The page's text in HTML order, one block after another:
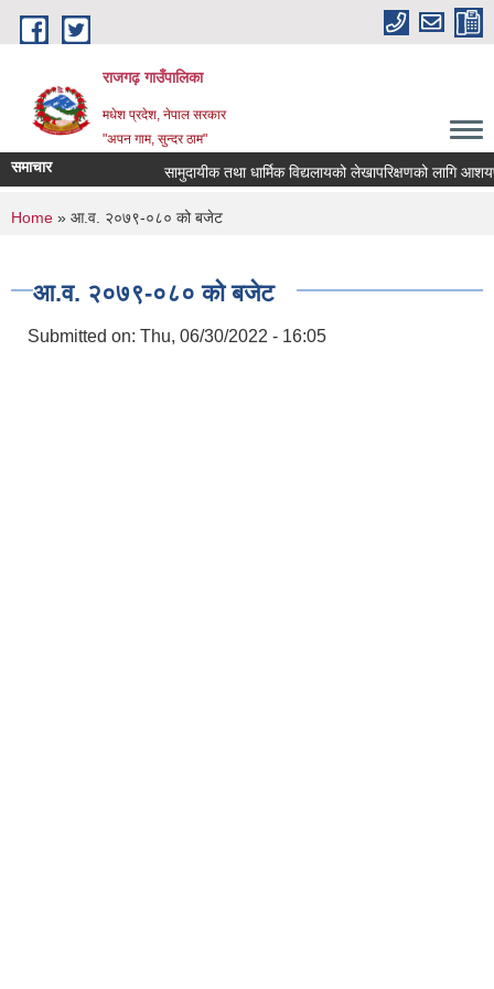
Skip to main content
राजगढ़ गाउँपालिका
मधेश प्रदेश, नेपाल सरकार
"अपन गाम, सुन्दर ठाम"
समाचार सामुदायीक तथा धार्मिक विद्यलायको लेखापरिक्षणको लागि
You are here
Home » आ.व. २०७९-०८० को बजेट
आ.व. २०७९-०८० को बजेट
Submitted on: Thu, 06/30/2022 - 16:05